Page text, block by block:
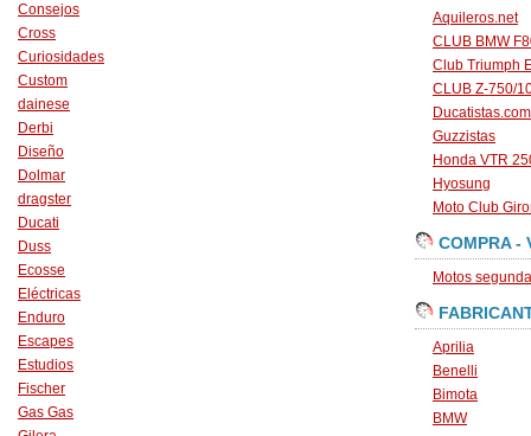
Consejos
Cross
Curiosidades
Custom
dainese
Derbi
Diseño
Dolmar
dragster
Ducati
Duss
Ecosse
Eléctricas
Enduro
Escapes
Estudios
Fischer
Gas Gas
Aquileros.net
CLUB BMW
Club Triumph
CLUB Z-750/
Ducatistas.com
Guzzistas
Honda VTR
Hyosung
Moto Club
COMPRA -
Motos
Aprilia
Benelli
Bimota
BMW